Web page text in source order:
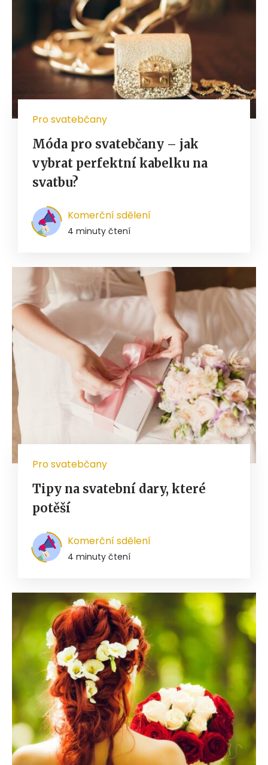
Pro svatebčany
Móda pro svatebčany – jak
vybrat perfektní kabelku na
svatbu?
Komerční sdělení
4 minuty čtení
Pro svatebčany
Tipy na svatební dary, které
potěší
Komerční sdělení
4 minuty čtení